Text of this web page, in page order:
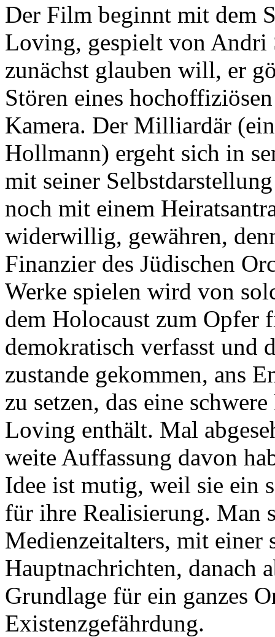
Der Film beginnt mit dem
Loving, gespielt von Andri
zunächst glauben will, er
Stören eines
Kamera. Der Milliardär
Hollmann) ergeht sich in
mit seiner
noch mit einem
widerwillig, gewähren,
Finanzier des Jüdischen
Werke spielen wird von
dem Holocaust zum Opfer
demokratisch verfasst und
zustande gekommen, ans
zu setzen, das eine
Loving enthält. Mal
weite Auffassung davon
Idee ist mutig, weil sie ein
für ihre Realisierung. Man
Medienzeitalters, mit
Hauptnachrichten, danach
Grundlage für ein ganzes
Existenzgefährdung.